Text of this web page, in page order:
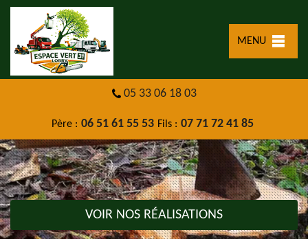
MENU
05 33 06 18 03
Père : 06 51 61 55 53 Fils : 07 71 72 41 85
VOIR NOS RÉALISATIONS